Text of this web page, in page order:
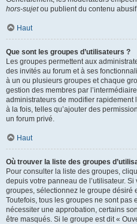
hors-sujetou publient du contenu
Haut
Que sont les groupes d’utilisateurs ?
Les groupes permettent aux
des invités au forum et à ses
à un ou plusieurs groupes et chaque
gestion des membres par
administrateurs de modifier
à la fois, telles qu’ajouter des
un forum privé.
Haut
Où trouver la liste des groupes
Pour consulter la liste des groupes,
depuis votre panneau de l’utilisateur.
groupes, sélectionnez le groupe désiré
Toutefois, tous les groupes ne sont pas
nécessiter une approbation, certains
être masqués. Si le groupe est dit «